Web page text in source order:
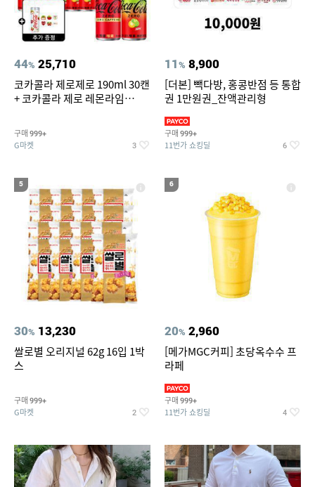
44% 25,710
코카콜라 제로제로 190ml 30캔
+ 코카콜라 제로 레몬라임
티커 세트
구매 999+
G마켓 3
11% 8,900
[더본] 빽다방, 홍콩반점 등 통합
권 1만원권_잔액관리형
구매 999+
11번가 쇼킹딜 6
5
30% 13,230
쌀로별 오리지널 62g 16입 1박
스
구매 999+
G마켓 2
6
20% 2,960
[메가MGC커피] 초당옥수수 프
라페
구매 999+
11번가 쇼킹딜 4